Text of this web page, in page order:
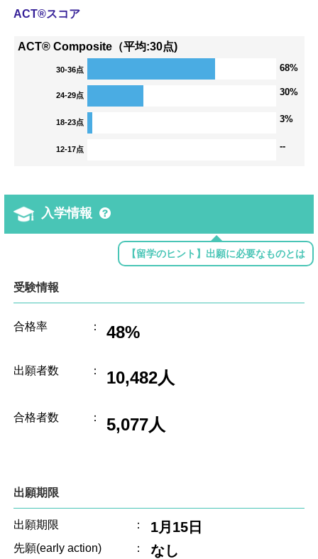
ACT®スコア
ACT® Composite（平均:30点)
30-36点 68%
24-29点 30%
18-23点 3%
12-17点 --
入学情報
【留学のヒント】出願に必要なものとは
受験情報
合格率 ： 48%
出願者数 ： 10,482人
合格者数 ： 5,077人
出願期限
出願期限 ： 1月15日
先願(early action) ： なし